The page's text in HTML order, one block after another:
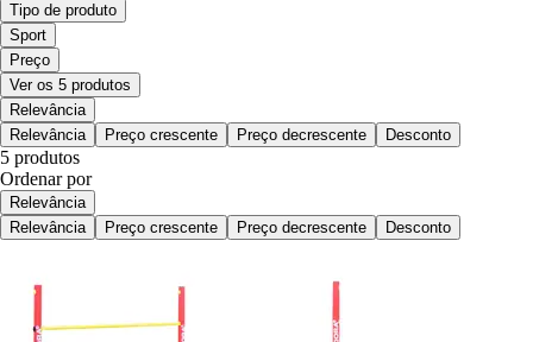
Tipo de produto
Sport
Preço
Ver os 5 produtos
Relevância
Relevância
Preço crescente Preço decrescente Desconto
5 produtos
Ordenar por
Relevância
Relevância
Preço crescente Preço decrescente Desconto